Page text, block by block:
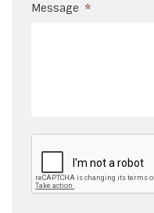
Message *